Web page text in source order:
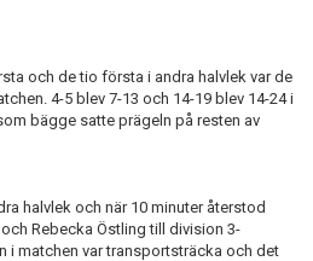
och de tio första i andra halvlek var de
4-5 blev 7-13 och 14-19 blev 14-24 i
bägge satte prägeln på resten av
halvlek och när 10 minuter återstod
Rebecka Östling till division 3-
i matchen var transportsträcka och det